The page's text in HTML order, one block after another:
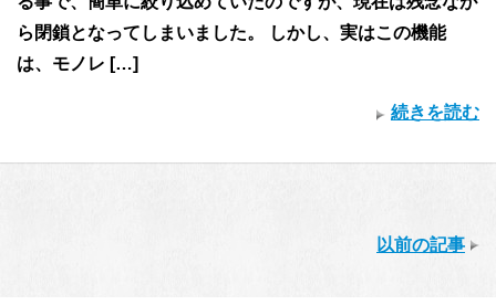
ら閉鎖となってしまいました。 しかし、実はこの機能
は、モノレ […]
続きを読む
以前の記事